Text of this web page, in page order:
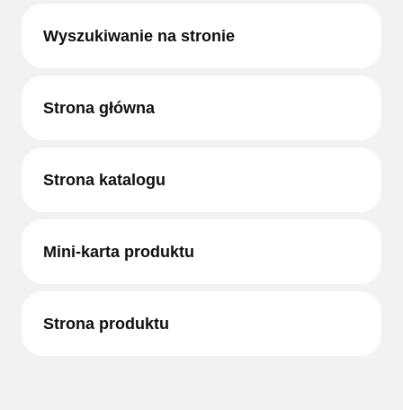
Wyszukiwanie na stronie
Strona główna
Strona katalogu
Mini-karta produktu
Strona produktu